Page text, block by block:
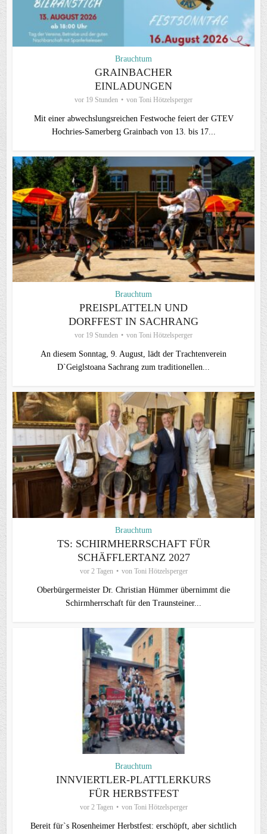
Brauchtum
GRAINBACHER
EINLADUNGEN
vor 19 Stunden von Toni Hötzelsperger
Mit einer abwechslungsreichen Festwoche feiert der GTEV
Hochries-Samerberg Grainbach von 13. bis 17...
Brauchtum
PREISPLATTELN UND
DORFFEST IN SACHRANG
vor 19 Stunden von Toni Hötzelsperger
An diesem Sonntag, 9. August, lädt der Trachtenverein
D`Geiglstoana Sachrang zum traditionellen...
Brauchtum
TS: SCHIRMHERRSCHAFT FÜR
SCHÄFFLERTANZ 2027
vor 2 Tagen von Toni Hötzelsperger
Oberbürgermeister Dr. Christian Hümmer übernimmt die
Schirmherrschaft für den Traunsteiner...
Brauchtum
INNVIERTLER-PLATTLERKURS
FÜR HERBSTFEST
vor 2 Tagen von Toni Hötzelsperger
Bereit für`s Rosenheimer Herbstfest: erschöpft, aber sichtlich